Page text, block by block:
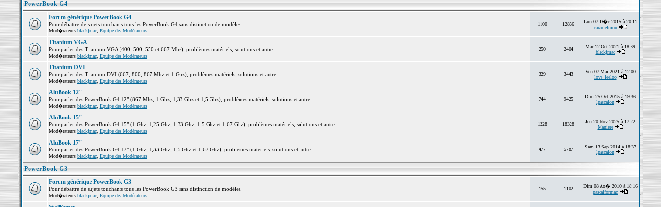
PowerBook G4
Forum générique PowerBook G4
Pour débattre de sujets touchants tous les PowerBook G4 sans distinction de modèles.
Mod�rateurs blackjmac, Equipe des Modérateurs
1100 12836
Lun 07 D�c 2015 à 20:11
caramelmou
Titanium VGA
Pour parler des Titanium VGA (400, 500, 550 et 667 Mhz), problèmes matériels, solutions et autre.
Mod�rateurs blackjmac, Equipe des Modérateurs
250 2404
Mar 12 Oct 2021 à 18:39
blackjmac
Titanium DVI
Pour parler des Titanium DVI (667, 800, 867 Mhz et 1 Ghz), problèmes matériels, solutions et autre.
Mod�rateurs blackjmac, Equipe des Modérateurs
329 3443
Ven 07 Mai 2021 à 12:00
love_leeloo
AluBook 12"
Pour parler des PowerBook G4 12" (867 Mhz, 1 Ghz, 1,33 Ghz et 1,5 Ghz), problèmes matériels, solutions et autre.
Mod�rateurs blackjmac, Equipe des Modérateurs
744 9425
Dim 25 Oct 2015 à 19:36
lpascalon
AluBook 15"
Pour parler des PowerBook G4 15" (1 Ghz, 1,25 Ghz, 1,33 Ghz, 1,5 Ghz et 1,67 Ghz), problèmes matériels, solutions et autre.
Mod�rateurs blackjmac, Equipe des Modérateurs
1228 18328
Jeu 20 Nov 2025 à 17:22
Maniere
AluBook 17"
Pour parler des PowerBook G4 17" (1 Ghz, 1,33 Ghz, 1,5 Ghz et 1,67 Ghz), problèmes matériels, solutions et autre.
Mod�rateurs blackjmac, Equipe des Modérateurs
477 5787
Sam 13 Sep 2014 à 18:37
lpascalon
PowerBook G3
Forum générique PowerBook G3
Pour débattre de sujets touchants tous les PowerBook G3 sans distinction de modèles.
Mod�rateurs blackjmac, Equipe des Modérateurs
155 1102
Dim 08 Ao� 2010 à 18:16
pascalformac